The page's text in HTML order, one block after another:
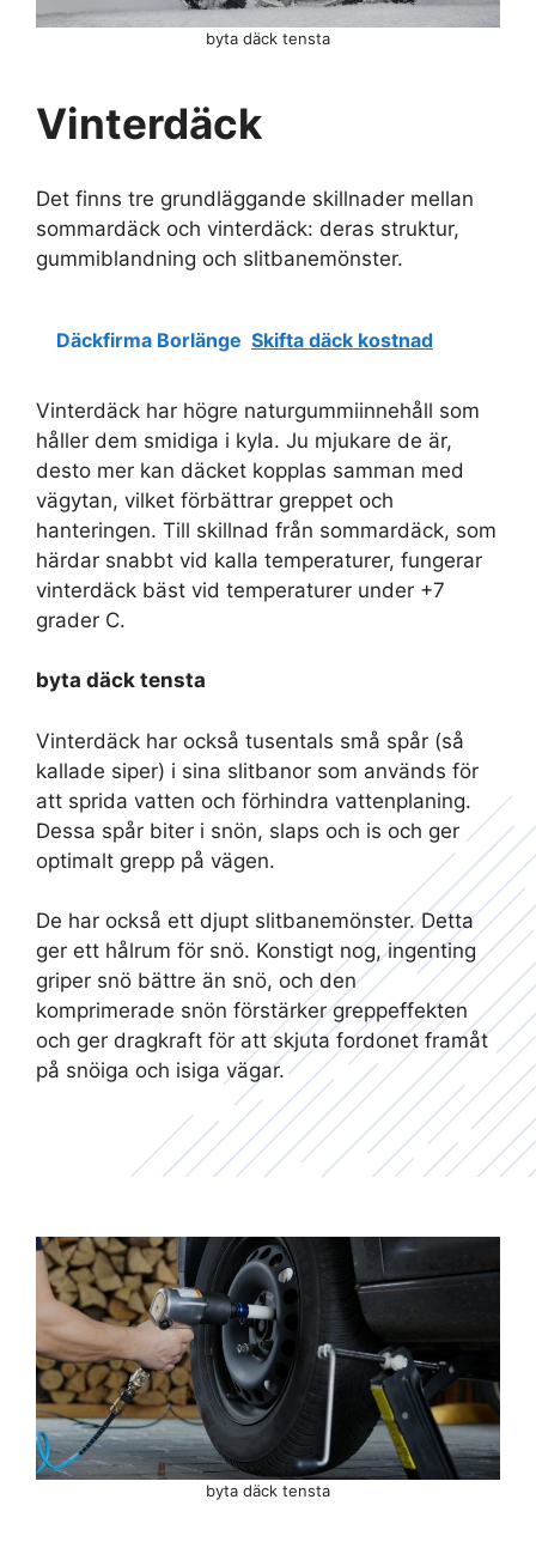
Vinterdäck
Det finns tre grundläggande skillnader mellan
sommardäck och vinterdäck: deras struktur,
gummiblandning och slitbanemönster.
Däckfirma Borlänge Skifta däck kostnad
Vinterdäck har högre naturgummiinnehåll som
håller dem smidiga i kyla. Ju mjukare de är,
desto mer kan däcket kopplas samman med
vägytan, vilket förbättrar greppet och
hanteringen. Till skillnad från sommardäck, som
härdar snabbt vid kalla temperaturer, fungerar
vinterdäck bäst vid temperaturer under +7
grader C.
byta däck tensta
Vinterdäck har också tusentals små spår (så
kallade siper) i sina slitbanor som används för
att sprida vatten och förhindra vattenplaning.
Dessa spår biter i snön, slaps och is och ger
optimalt grepp på vägen.
De har också ett djupt slitbanemönster. Detta
ger ett hålrum för snö. Konstigt nog, ingenting
griper snö bättre än snö, och den
komprimerade snön förstärker greppeffekten
och ger dragkraft för att skjuta fordonet framåt
på snöiga och isiga vägar.
byta däck tensta
byta däck tensta